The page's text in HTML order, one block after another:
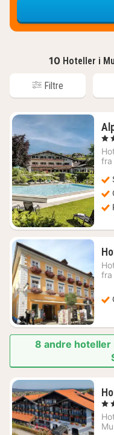
10 Hoteller i
Filtre
, 5
fra
fra
8 andre
, 4